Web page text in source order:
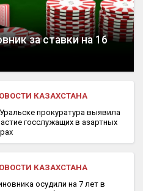
за ставки на 16
КАЗАХСТАНА
прокуратура выявила
госслужащих в азартных
КАЗАХСТАНА
осудили на 7 лет в